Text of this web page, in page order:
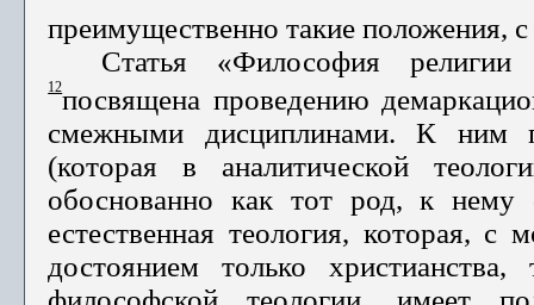
преимущественно такие положения,
Статья «Философия религии
12посвящена проведению
смежными дисциплинами. К ним
(которая в аналитической
обоснованно как тот род, к нему
естественная теология, которая, с
достоянием только